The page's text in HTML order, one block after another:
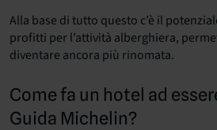
Alla base di tutto questo c’è il
profitti per l’attività alberghiera,
diventare ancora più rinomata.
Come fa un hotel ad
Guida Michelin?